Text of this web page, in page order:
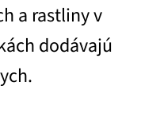
a rastliny v
dodávajú